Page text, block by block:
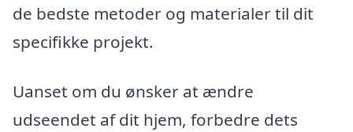
de bedste metoder og materialer til dit
specifikke projekt.
Uanset om du ønsker at ændre
udseendet af dit hjem, forbedre dets